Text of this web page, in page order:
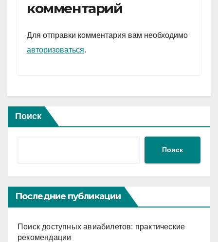
a
m
A
p
и
комментарий
Для отправки комментария вам необходимо
авторизоваться.
Поиск
Поиск
Последние публикации
Поиск доступных авиабилетов: практические
рекомендации